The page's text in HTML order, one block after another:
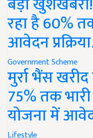
रहा है 60%
आवेदन
Government Scheme
मुर्रा भैंस
75% तक
योजना में